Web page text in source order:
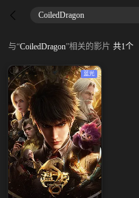
CoiledDragon
与“CoiledDragon”相关的影片 共1个
蓝光